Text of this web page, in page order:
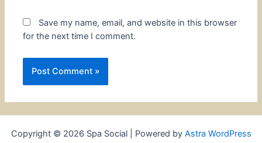
Save my name, email, and website in this browser
for the next time I comment.
Copyright © 2026 Spa Social | Powered by Astra WordPress